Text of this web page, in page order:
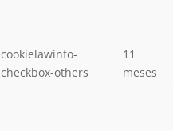
cookielawinfo-
checkbox-others
11
meses